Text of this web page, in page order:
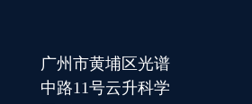
广州市黄埔区光谱
中路11号云升科学